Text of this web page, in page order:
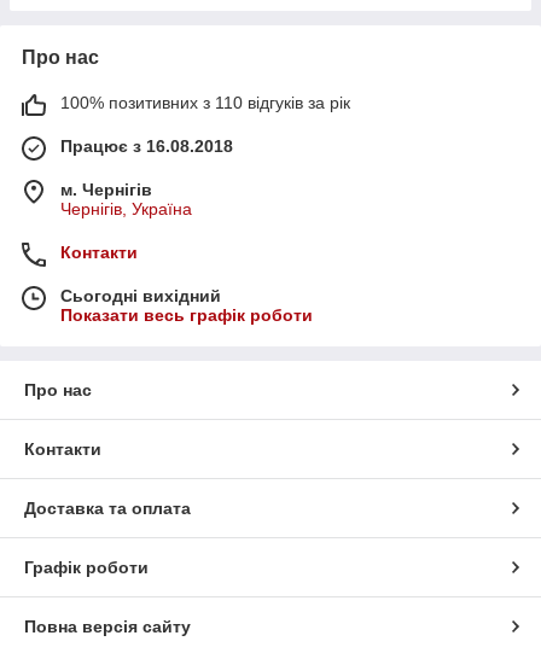
Про нас
100% позитивних з 110 відгуків за рік
Працює з 16.08.2018
м. Чернігів
Чернігів, Україна
Контакти
Сьогодні вихідний
Показати весь графік роботи
Про нас
Контакти
Доставка та оплата
Графік роботи
Повна версія сайту